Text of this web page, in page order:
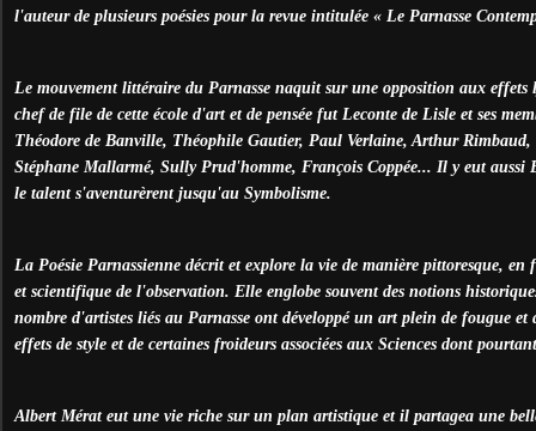
l'auteur de plusieurs poésies pour la revue intitulée « Le Parnasse
Le mouvement littéraire du Parnasse naquit sur une opposition aux effets
chef de file de cette école d'art et de pensée fut Leconte de Lisle et ses
Théodore de Banville, Théophile Gautier, Paul Verlaine, Arthur Rimbaud,
Stéphane Mallarmé, Sully Prud'homme, François Coppée... Il y eut aussi
le talent s'aventurèrent jusqu'au Symbolisme.
La Poésie Parnassienne décrit et explore la vie de manière pittoresque, en
et scientifique de l'observation. Elle englobe souvent des notions
nombre d'artistes liés au Parnasse ont développé un art plein de fougue et
effets de style et de certaines froideurs associées aux Sciences dont
Albert Mérat eut une vie riche sur un plan artistique et il partagea une